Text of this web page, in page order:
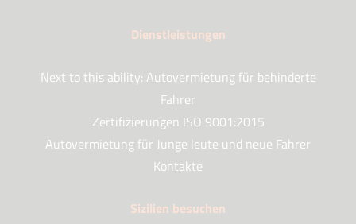
Dienstleistungen
Next to this ability: Autovermietung für behinderte
Fahrer
Zertifizierungen ISO 9001:2015
Autovermietung für Junge leute und neue Fahrer
Kontakte
Sizilien besuchen